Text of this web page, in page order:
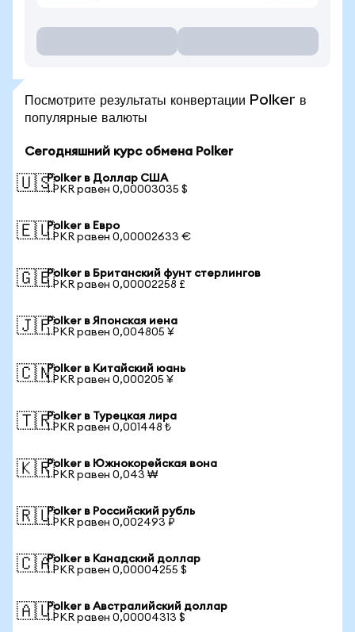
Посмотрите результаты конвертации Polker в
популярные валюты
Сегодняшний курс обмена Polker
🇺🇸Polker в Доллар США
1 PKR равен 0,00003035 $
🇪🇺Polker в Евро
1 PKR равен 0,00002633 €
🇬🇧Polker в Британский фунт стерлингов
1 PKR равен 0,00002258 £
🇯🇵Polker в Японская иена
1 PKR равен 0,004805 ¥
🇨🇳Polker в Китайский юань
1 PKR равен 0,000205 ¥
🇹🇷Polker в Турецкая лира
1 PKR равен 0,001448 ₺
🇰🇷Polker в Южнокорейская вона
1 PKR равен 0,043 ₩
🇷🇺Polker в Российский рубль
1 PKR равен 0,002493 ₽
🇨🇦Polker в Канадский доллар
1 PKR равен 0,00004255 $
🇦🇺Polker в Австралийский доллар
1 PKR равен 0,00004313 $